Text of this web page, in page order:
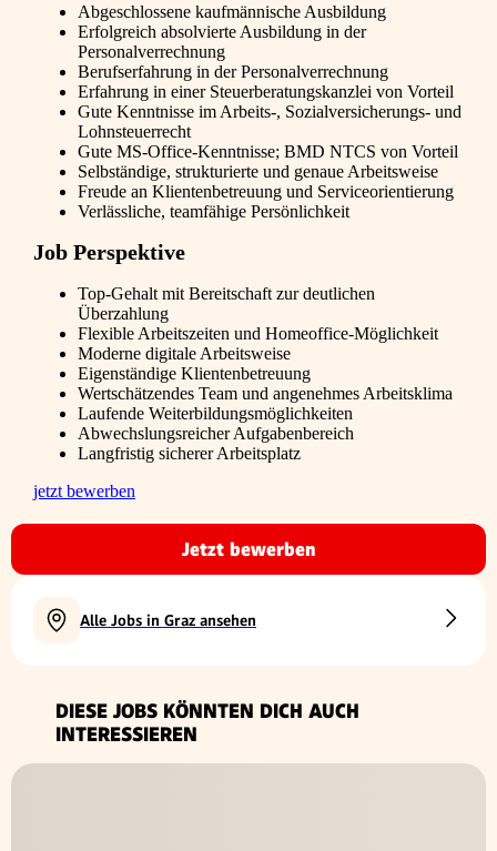
Abgeschlossene kaufmännische Ausbildung
Erfolgreich absolvierte Ausbildung in der
Personalverrechnung
Berufserfahrung in der Personalverrechnung
Erfahrung in einer Steuerberatungskanzlei von Vorteil
Gute Kenntnisse im Arbeits-, Sozialversicherungs- und
Lohnsteuerrecht
Gute MS-Office-Kenntnisse; BMD NTCS von Vorteil
Selbständige, strukturierte und genaue Arbeitsweise
Freude an Klientenbetreuung und Serviceorientierung
Verlässliche, teamfähige Persönlichkeit
Job Perspektive
Top-Gehalt mit Bereitschaft zur deutlichen
Überzahlung
Flexible Arbeitszeiten und Homeoffice-Möglichkeit
Moderne digitale Arbeitsweise
Eigenständige Klientenbetreuung
Wertschätzendes Team und angenehmes Arbeitsklima
Laufende Weiterbildungsmöglichkeiten
Abwechslungsreicher Aufgabenbereich
Langfristig sicherer Arbeitsplatz
jetzt bewerben
Jetzt bewerben
Alle Jobs in Graz ansehen
DIESE JOBS KÖNNTEN DICH AUCH
INTERESSIEREN